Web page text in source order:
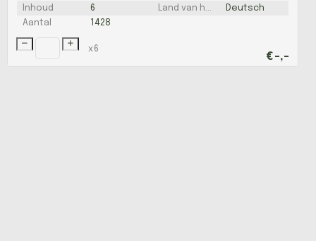
Inhoud
6 Land van herkomst
Deutsch
Aantal
1428
€-,-
x 6